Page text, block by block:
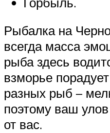
Рыбалка на
всегда масса
рыба здесь
взморье
разных рыб –
поэтому ваш
от вас.